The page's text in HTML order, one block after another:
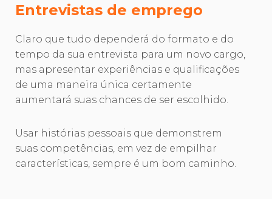
Entrevistas de emprego
Claro que tudo dependerá do formato e do
tempo da sua entrevista para um novo cargo,
mas apresentar experiências e qualificações
de uma maneira única certamente
aumentará suas chances de ser escolhido.
Usar histórias pessoais que demonstrem
suas competências, em vez de empilhar
características, sempre é um bom caminho.